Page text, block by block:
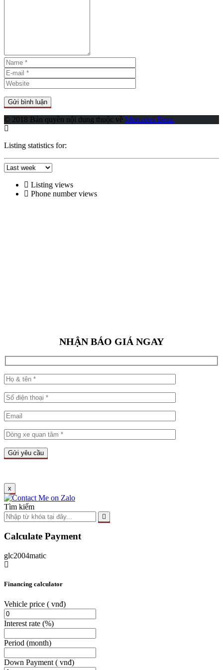
© 2018 Bản quyền nội dung thuộc về Mercedes Benz
Listing statistics for:
Listing views
Phone number views
NHẬN BÁO GIÁ NGAY
x
Tìm kiếm
Calculate Payment
glc2004matic
Financing calculator
Vehicle price ( vnđ)
Interest rate (%)
Period (month)
Down Payment ( vnđ)